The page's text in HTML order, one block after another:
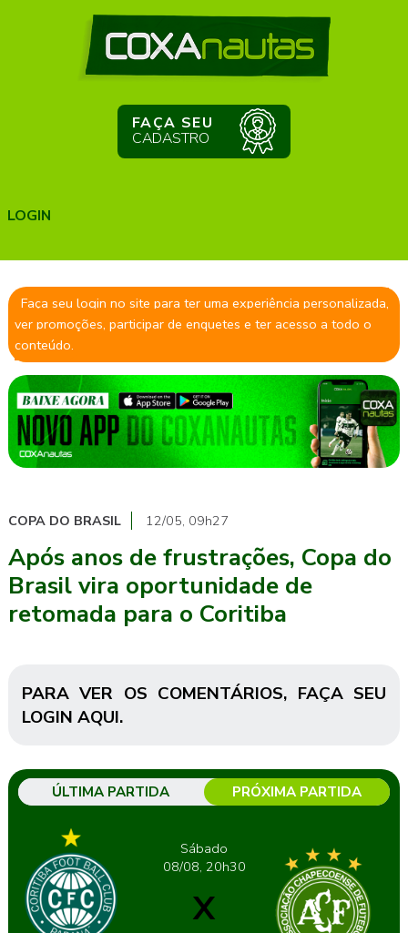
FAÇA SEU
CADASTRO
LOGIN
Faça seu login no site para ter uma experiência personalizada,
ver promoções, participar de enquetes e ter acesso a todo o
conteúdo.
COPA DO BRASIL 12/05, 09h27
Após anos de frustrações, Copa do
Brasil vira oportunidade de
retomada para o Coritiba
PARA VER OS COMENTÁRIOS, FAÇA SEU
LOGIN AQUI.
ÚLTIMA PARTIDA PRÓXIMA PARTIDA
Sábado
08/08, 20h30
X